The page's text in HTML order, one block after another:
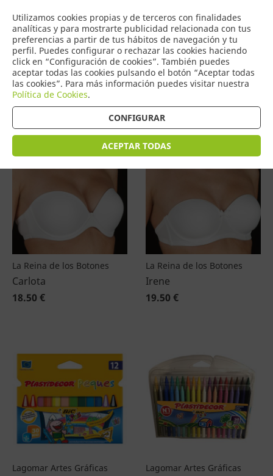
Utilizamos cookies propias y de terceros con finalidades
analíticas y para mostrarte publicidad relacionada con tus
preferencias a partir de tus hábitos de navegación y tu
perfil. Puedes configurar o rechazar las cookies haciendo
click en “Configuración de cookies”. También puedes
aceptar todas las cookies pulsando el botón “Aceptar todas
las cookies”. Para más información puedes visitar nuestra
Política de Cookies.
CONFIGURAR
ACEPTAR TODAS
0
COMERCIO
DE TORRIJOS
Productos (4596)
Ordenar por precio
La Reina de los Botones
Carlota
18.50 €
La Reina de los Botones
Irene
19.50 €
Lagomar Artes Gráficas Lagomar Artes Gráficas